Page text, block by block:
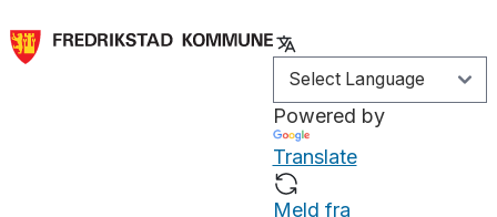
Powered by
Translate
Meld fra